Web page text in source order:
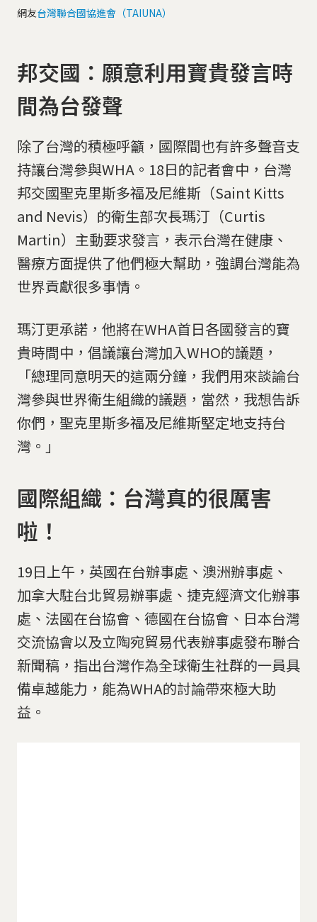
網友台灣聯合國協進會（TAIUNA）
邦交國：願意利用寶貴發言時
間為台發聲
除了台灣的積極呼籲，國際間也有許多聲音支
持讓台灣參與WHA。18日的記者會中，台灣
邦交國聖克里斯多福及尼維斯（Saint Kitts
and Nevis）的衛生部次長瑪汀（Curtis
Martin）主動要求發言，表示台灣在健康、
醫療方面提供了他們極大幫助，強調台灣能為
世界貢獻很多事情。
瑪汀更承諾，他將在WHA首日各國發言的寶
貴時間中，倡議讓台灣加入WHO的議題，
「總理同意明天的這兩分鐘，我們用來談論台
灣參與世界衛生組織的議題，當然，我想告訴
你們，聖克里斯多福及尼維斯堅定地支持台
灣。」
國際組織：台灣真的很厲害
啦！
19日上午，英國在台辦事處、澳洲辦事處、
加拿大駐台北貿易辦事處、捷克經濟文化辦事
處、法國在台協會、德國在台協會、日本台灣
交流協會以及立陶宛貿易代表辦事處發布聯合
新聞稿，指出台灣作為全球衛生社群的一員具
備卓越能力，能為WHA的討論帶來極大助
益。